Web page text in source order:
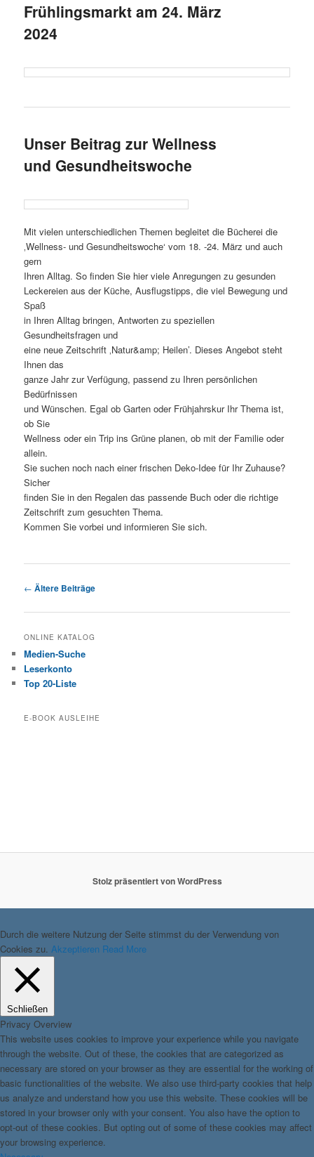
Frühlingsmarkt am 24. März
2024
Unser Beitrag zur Wellness
und Gesundheitswoche
Mit vielen unterschiedlichen Themen begleitet die Bücherei die
‚Wellness- und Gesundheitswoche‘ vom 18. -24. März und auch
gern
Ihren Alltag. So finden Sie hier viele Anregungen zu gesunden
Leckereien aus der Küche, Ausflugstipps, die viel Bewegung und
Spaß
in Ihren Alltag bringen, Antworten zu speziellen
Gesundheitsfragen und
eine neue Zeitschrift ‚Natur&amp; Heilen’. Dieses Angebot steht
Ihnen das
ganze Jahr zur Verfügung, passend zu Ihren persönlichen
Bedürfnissen
und Wünschen. Egal ob Garten oder Frühjahrskur Ihr Thema ist,
ob Sie
Wellness oder ein Trip ins Grüne planen, ob mit der Familie oder
allein.
Sie suchen noch nach einer frischen Deko-Idee für Ihr Zuhause?
Sicher
finden Sie in den Regalen das passende Buch oder die richtige
Zeitschrift zum gesuchten Thema.
Kommen Sie vorbei und informieren Sie sich.
Beitragsnavigation
← Ältere Beiträge
ONLINE KATALOG
Medien-Suche
Leserkonto
Top 20-Liste
E-BOOK AUSLEIHE
Stolz präsentiert von WordPress
Durch die weitere Nutzung der Seite stimmst du der Verwendung von
Cookies zu. Akzeptieren Read More
Schließen
Privacy Overview
This website uses cookies to improve your experience while you navigate
through the website. Out of these, the cookies that are categorized as
necessary are stored on your browser as they are essential for the working of
basic functionalities of the website. We also use third-party cookies that help
us analyze and understand how you use this website. These cookies will be
stored in your browser only with your consent. You also have the option to
opt-out of these cookies. But opting out of some of these cookies may affect
your browsing experience.